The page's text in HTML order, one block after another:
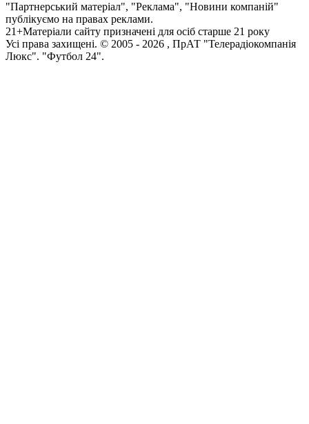
"Партнерський матеріал", "Реклама", "Новини компаній"
публікуємо на правах реклами.
21+Матеріали сайту призначені для осіб старше 21 року
Усi права захищенi. © 2005 - 2026 , ПрАТ "Телерадіокомпанія
Люкс". "Футбол 24".